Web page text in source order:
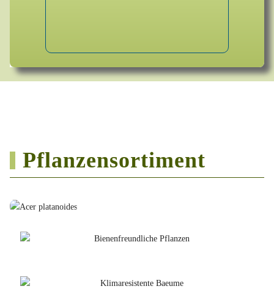
Pflanzensortiment